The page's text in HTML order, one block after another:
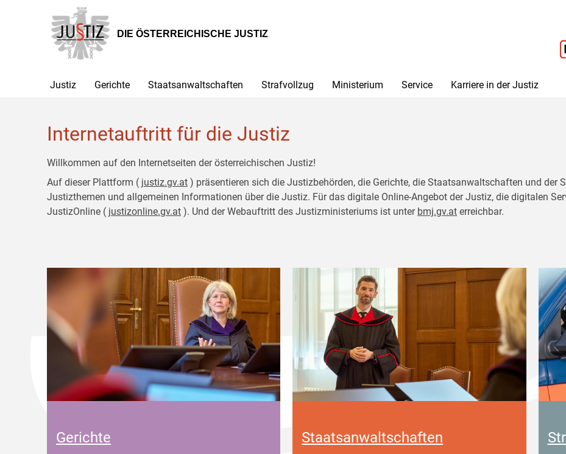
Hauptnavigation
[1]
Inhalt
[2]
DIE ÖSTERREICHISCHE JUSTIZ
Justiz Gerichte Staatsanwaltschaften Strafvollzug Ministerium Service Karriere in der Justiz
Internetauftritt für die Justiz
Willkommen auf den Internetseiten der österreichischen Justiz!
Auf dieser Plattform ( justiz.gv.at ) präsentieren sich die Justizbehörden, die Gerichte, die Staatsanwaltschaften und der
Justizthemen und allgemeinen Informationen über die Justiz. Für das digitale Online-Angebot der Justiz, die digitalen
JustizOnline ( justizonline.gv.at ). Und der Webauftritt des Justizministeriums ist unter bmj.gv.at erreichbar.
Gerichte Staatsanwaltschaften